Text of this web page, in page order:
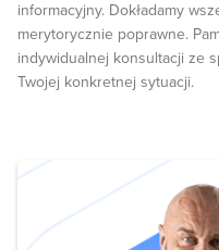
informacyjny. Dokładamy
merytorycznie poprawne.
indywidualnej konsultacji ze
Twojej konkretnej sytuacji.